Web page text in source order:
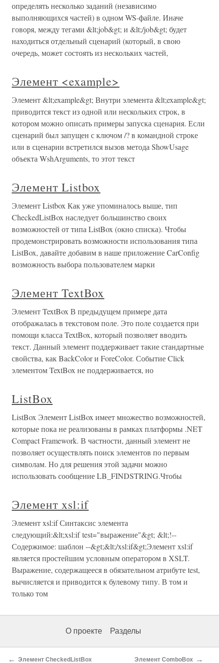
определять несколько заданий (независимо
выполняющихся частей) в одном WS-файле. Иначе
говоря, между тегами &lt;job&gt; и &lt;/job&gt; будет
находиться отдельный сценарий (который, в свою
очередь, может состоять из нескольких частей,
Элемент <example>
Элемент &lt;example&gt; Внутри элемента &lt;example&gt;
приводится текст из одной или нескольких строк, в
котором можно описать примеры запуска сценария. Если
сценарий был запущен с ключом /? в командной строке
или в сценарии встретился вызов метода ShowUsage
объекта WshArguments, то этот текст
Элемент Listbox
Элемент Listbox Как уже упоминалось выше, тип
CheckedListBox наследует большинство своих
возможностей от типа ListBox (окно списка). Чтобы
продемонстрировать возможности использования типа
ListBox, давайте добавим в наше приложение CarConfig
возможность выбора пользователем марки
Элемент TextBox
Элемент TextBox В предыдущем примере дата
отображалась в текстовом поле. Это поле создается при
помощи класса TextBox, который позволяет вводить
текст. Данный элемент поддерживает такие стандартные
свойства, как BackColor и ForeColor. Событие Click
элементом TextBox не поддерживается, но
ListBox
ListBox Элемент ListBox имеет множество возможностей,
которые пока не реализованы в рамках платформы .NET
Compact Framework. В частности, данный элемент не
позволяет осуществлять поиск элементов по первым
символам. Но для решения этой задачи можно
использовать сообщение LB_FINDSTRING.Чтобы
Элемент xsl:if
Элемент xsl:if Синтаксис элемента
следующий:&lt;xsl:if test="выражение"&gt; &lt;!--
Содержимое: шаблон --&gt;&lt;/xsl:if&gt;Элемент xsl:if
является простейшим условным оператором в XSLT.
Выражение, содержащееся в обязательном атрибуте test,
вычисляется и приводится к булевому типу. В том и
только том
О проекте Разделы
← Элемент CheckedListBox Элемент ComboBox →